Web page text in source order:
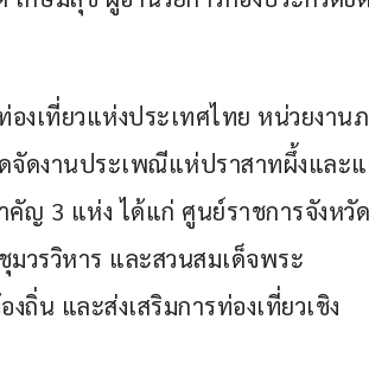
งเที่ยวแห่งประเทศไทย หน่วยงาน
จัดงานประเพณีแห่ปราสาทผึ้งและ
ญ 3 แห่ง ได้แก่ ศูนย์ราชการจังหวั
วรวิหาร และสวนสมเด็จพระ
น และส่งเสริมการท่องเที่ยวเชิง